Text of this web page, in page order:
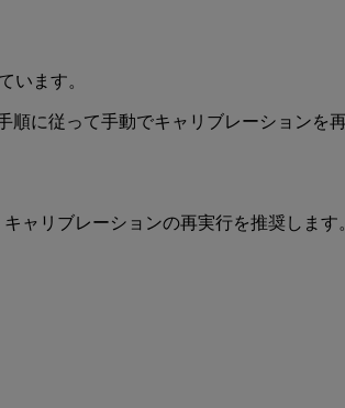
います。
順に従って手動でキャリブレーションを
ャリブレーションの再実行を推奨します